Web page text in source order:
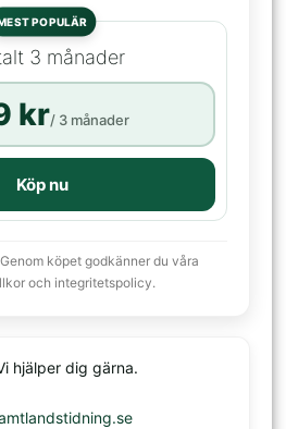
POPULÄR
3 månader
kr/ 3 månader
Köp nu
köpet godkänner du våra
och integritetspolicy.
hjälper dig gärna.